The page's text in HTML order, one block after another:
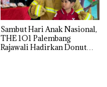
Sambut Hari Anak Nasional,
THE 1O1 Palembang
Rajawali Hadirkan Donut